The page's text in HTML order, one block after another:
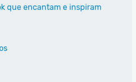
que encantam e inspiram